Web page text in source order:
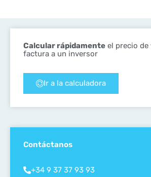
Calcular rápidamente el precio de
factura a un inversor
Ir a la calculadora
Contáctanos
+34 9 37 37 93 93